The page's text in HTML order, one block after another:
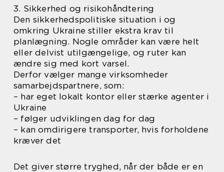
3. Sikkerhed og risikohåndtering
Den sikkerhedspolitiske situation i og
omkring Ukraine stiller ekstra krav til
planlægning. Nogle områder kan være helt
eller delvist utilgængelige, og ruter kan
ændre sig med kort varsel.
Derfor vælger mange virksomheder
samarbejdspartnere, som:
– har eget lokalt kontor eller stærke agenter i
Ukraine
– følger udviklingen dag for dag
– kan omdirigere transporter, hvis forholdene
kræver det
Det giver større tryghed, når der både er en